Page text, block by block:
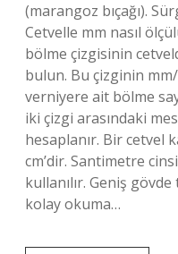
(marangoz bıçağı).
Cetvelle mm nasıl
bölme çizgisinin
bulun. Bu çizginin
verniyere ait bölme
iki çizgi arasındaki
hesaplanır. Bir cetvel
cm’dir. Santimetre
kullanılır. Geniş
kolay okuma…